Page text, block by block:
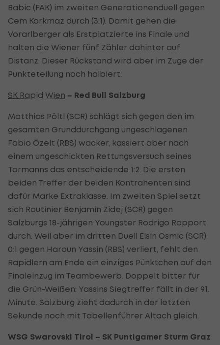
Babic (FAK) im zweiten Generationenduell gegen
Cem Korkmaz durch (3:1). Damit gehen die
Vorarlberger als Erstplatzierte ins Finale und
halten die Wiener fünf Zähler dahinter auf
Distanz. Dieser Rückstand wird aber im Zuge der
Punkteteilung noch halbiert.
SK Rapid Wien – Red Bull Salzburg
Matthias Pöltl (SCR) schlägt sich gegen den im
gesamten Grunddurchgang ungeschlagenen
Fabio Özelt (RBS) wacker, kassiert aber nach
einem ungeschickten Rettungsversuch seines
Tormanns das entscheidende 1:2. Die ersten
beiden Treffer der beiden Kontrahenten sind
dafür Marke Extraklasse. Im zweiten Spiel setzt
sich Routinier Benjamin Zidej (SCR) gegen
Salzburgs 18-jährigen Youngster Rodrigo Rapport
durch. Weil aber im dritten Duell Elsin Osmic (SCR)
0:1 gegen Haroun Yassin (RBS) verliert, fehlt den
Rapidlern am Ende ein einziges Pünktchen auf den
Finaleinzug im Teambewerb. Doppelt bitter für
die Grün-Weißen: Yassins Siegtreffer fällt in der 91.
Minute. Salzburg zieht dadurch in der letzten
Sekunde noch mit Tabellenführer Altach gleich.
WSG Swarovski Tirol – SK Puntigamer Sturm Graz